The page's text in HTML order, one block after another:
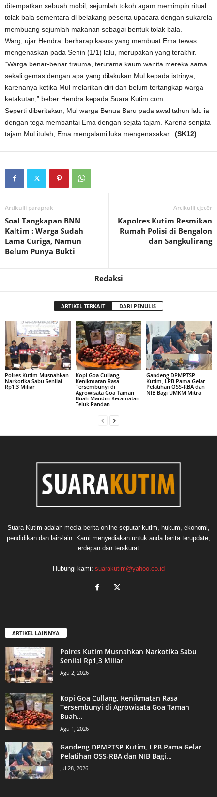
ditempatkan sebuah mobil, sejumlah tokoh agam memimpin ritual
tolak bala sementara di belakang peserta upacara dengan sukarela
membuang sejumlah makanan sebagai bentuk tolak bala.
Warg, ujar Hendra, berharap kasus yang membuat Ema tewas
mengenaskan pada Senin (1/1) lalu, merupakan yang terakhir.
“Warga benar-benar trauma, terutama kaum wanita mereka sama
sekali gemas dengan apa yang dilakukan Mul kepada istrinya,
karenanya ketika Mul melarikan diri dan belum tertangkap warga
ketakutan,” beber Hendra kepada Suara Kutim.com.
Seperti diberitakan, Mul warga Benua Baru pada awal tahun lalu ia
dengan tega membantai Ema dengan sejata tajam. Karena senjata
tajam Mul itulah, Ema mengalami luka mengenasakan. (SK12)
Artikulli paraprak
Soal Tangkapan BNN
Kaltim : Warga Sudah
Lama Curiga, Namun
Belum Punya Bukti
Artikulli tjetër
Kapolres Kutim Resmikan
Rumah Polisi di Bengalon
dan Sangkulirang
Redaksi
ARTIKEL TERKAIT DARI PENULIS
Polres Kutim Musnahkan
Narkotika Sabu Senilai
Rp1,3 Miliar
Kopi Goa Cullang,
Kenikmatan Rasa
Tersembunyi di
Agrowisata Goa Taman
Buah Mandiri Kecamatan
Teluk Pandan
Gandeng DPMPTSP
Kutim, LPB Pama Gelar
Pelatihan OSS-RBA dan
NIB Bagi UMKM Mitra
Suara Kutim adalah media berita online seputar kutim, hukum, ekonomi,
pendidikan dan lain-lain. Kami menyediakan untuk anda berita terupdate,
terdepan dan terakurat.
Hubungi kami: suarakutim@yahoo.co.id
ARTIKEL LAINNYA
Polres Kutim Musnahkan Narkotika Sabu
Senilai Rp1,3 Miliar
Agu 2, 2026
Kopi Goa Cullang, Kenikmatan Rasa
Tersembunyi di Agrowisata Goa Taman
Buah...
Agu 1, 2026
Gandeng DPMPTSP Kutim, LPB Pama Gelar
Pelatihan OSS-RBA dan NIB Bagi...
Jul 28, 2026